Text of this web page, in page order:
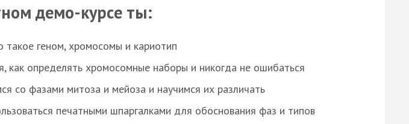
демо-курсе ты:
такое геном, хромосомы и кариотип
как определять хромосомные наборы и никогда не ошибаться
со фазами митоза и мейоза и научимся их различать
печатными шпаргалками для обоснования фаз и типов